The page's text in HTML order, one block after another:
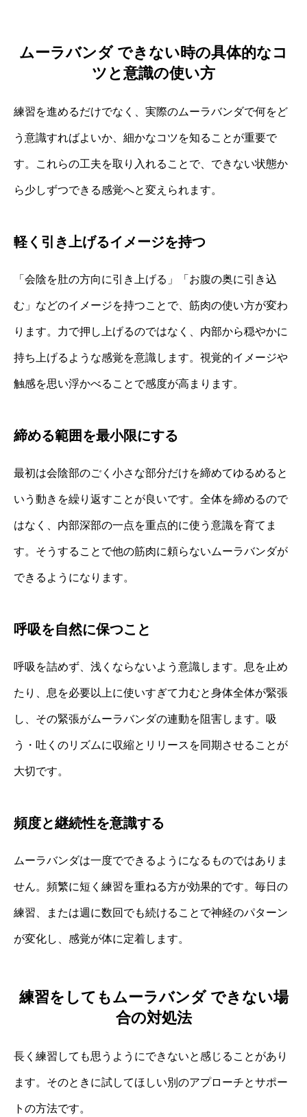
ムーラバンダ できない時の具体的なコ
ツと意識の使い方
練習を進めるだけでなく、実際のムーラバンダで何をど
う意識すればよいか、細かなコツを知ることが重要で
す。これらの工夫を取り入れることで、できない状態か
ら少しずつできる感覚へと変えられます。
軽く引き上げるイメージを持つ
「会陰を肚の方向に引き上げる」「お腹の奥に引き込
む」などのイメージを持つことで、筋肉の使い方が変わ
ります。力で押し上げるのではなく、内部から穏やかに
持ち上げるような感覚を意識します。視覚的イメージや
触感を思い浮かべることで感度が高まります。
締める範囲を最小限にする
最初は会陰部のごく小さな部分だけを締めてゆるめると
いう動きを繰り返すことが良いです。全体を締めるので
はなく、内部深部の一点を重点的に使う意識を育てま
す。そうすることで他の筋肉に頼らないムーラバンダが
できるようになります。
呼吸を自然に保つこと
呼吸を詰めず、浅くならないよう意識します。息を止め
たり、息を必要以上に使いすぎて力むと身体全体が緊張
し、その緊張がムーラバンダの連動を阻害します。吸
う・吐くのリズムに収縮とリリースを同期させることが
大切です。
頻度と継続性を意識する
ムーラバンダは一度でできるようになるものではありま
せん。頻繁に短く練習を重ねる方が効果的です。毎日の
練習、または週に数回でも続けることで神経のパターン
が変化し、感覚が体に定着します。
練習をしてもムーラバンダ できない場
合の対処法
長く練習しても思うようにできないと感じることがあり
ます。そのときに試してほしい別のアプローチとサポー
トの方法です。